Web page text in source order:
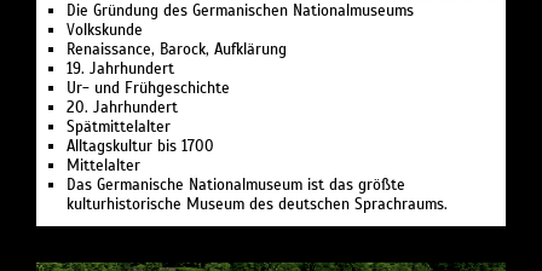
Die Gründung des Germanischen Nationalmuseums
Volkskunde
Renaissance, Barock, Aufklärung
19. Jahrhundert
Ur- und Frühgeschichte
20. Jahrhundert
Spätmittelalter
Alltagskultur bis 1700
Mittelalter
Das Germanische Nationalmuseum ist das größte
kulturhistorische Museum des deutschen Sprachraums.